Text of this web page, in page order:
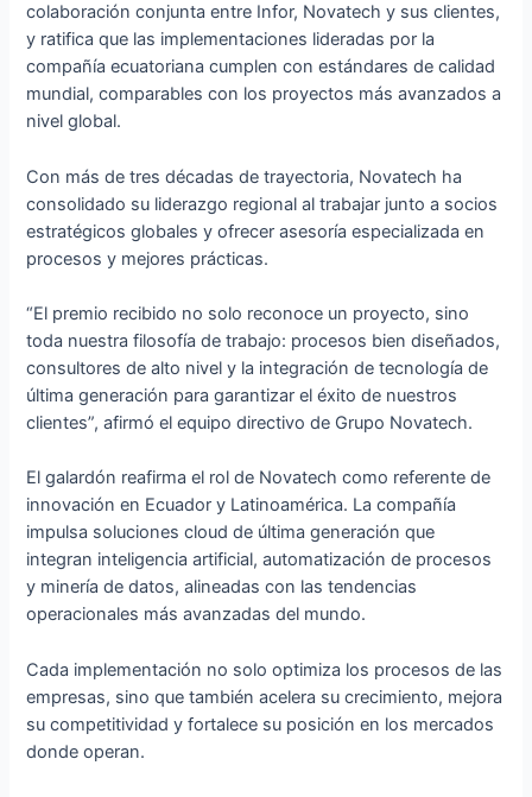
colaboración conjunta entre Infor, Novatech y sus clientes,
y ratifica que las implementaciones lideradas por la
compañía ecuatoriana cumplen con estándares de calidad
mundial, comparables con los proyectos más avanzados a
nivel global.
Con más de tres décadas de trayectoria, Novatech ha
consolidado su liderazgo regional al trabajar junto a socios
estratégicos globales y ofrecer asesoría especializada en
procesos y mejores prácticas.
“El premio recibido no solo reconoce un proyecto, sino
toda nuestra filosofía de trabajo: procesos bien diseñados,
consultores de alto nivel y la integración de tecnología de
última generación para garantizar el éxito de nuestros
clientes”, afirmó el equipo directivo de Grupo Novatech.
El galardón reafirma el rol de Novatech como referente de
innovación en Ecuador y Latinoamérica. La compañía
impulsa soluciones cloud de última generación que
integran inteligencia artificial, automatización de procesos
y minería de datos, alineadas con las tendencias
operacionales más avanzadas del mundo.
Cada implementación no solo optimiza los procesos de las
empresas, sino que también acelera su crecimiento, mejora
su competitividad y fortalece su posición en los mercados
donde operan.